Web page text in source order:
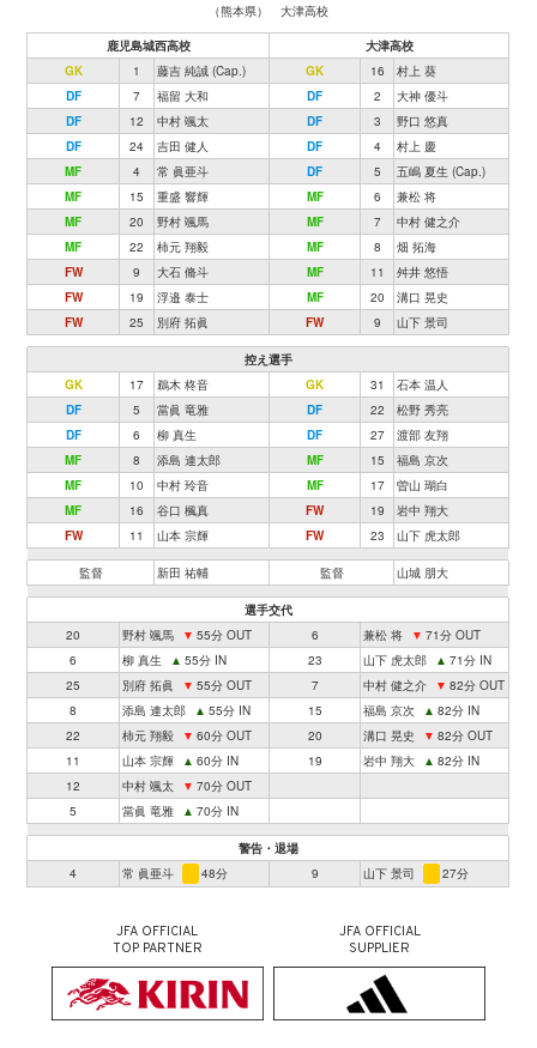
（熊本県） 大津高校
鹿児島城西高校
大津高校
GK
1 藤吉 純誠 (Cap.) GK 16
村上 葵
DF
7 福留 大和 DF 2
大神 優斗
DF
12 中村 颯太 DF 3
野口 悠真
DF
24 吉田 健人 DF 4
村上 慶
MF
4 常 眞亜斗 DF 5
五嶋 夏生 (Cap.)
MF
15 重盛 響輝 MF 6
兼松 将
MF
20 野村 颯馬 MF 7
中村 健之介
MF
22 柿元 翔毅 MF 8
畑 拓海
FW
9 大石 脩斗 MF 11
舛井 悠悟
FW
19 浮邉 泰士 MF 20
溝口 晃史
FW
25 別府 拓眞 FW 9 山下 景司
控え選手
GK
17 鵜木 柊音 GK 31
石本 温人
DF
5 當眞 竜雅 DF 22
松野 秀亮
DF
6 柳 真生 DF 27
渡部 友翔
MF
8 添島 連太郎 MF 15
福島 京次
MF
10 中村 玲音 MF 17
曽山 瑚白
MF
16 谷口 楓真 FW 19
岩中 翔大
FW
11 山本 宗輝 FW 23 山下 虎太郎
監督 新田 祐輔 監督 山城 朋大
選手交代
20
野村 颯馬 ▼ 55分 OUT 6 兼松 将 ▼ 71分 OUT
6
柳 真生 ▲ 55分 IN 23 山下 虎太郎 ▲ 71分 IN
25
別府 拓眞 ▼ 55分 OUT 7 中村 健之介 ▼ 82分 OUT
8
添島 連太郎 ▲ 55分 IN 15 福島 京次 ▲ 82分 IN
22
柿元 翔毅 ▼ 60分 OUT 20 溝口 晃史 ▼ 82分 OUT
11
山本 宗輝 ▲ 60分 IN 19 岩中 翔大 ▲ 82分 IN
12
中村 颯太 ▼ 70分 OUT
5
當眞 竜雅 ▲ 70分 IN
警告・退場
4
常 眞亜斗 48分 9 山下 景司 27分
JFA OFFICIAL
TOP PARTNER
JFA OFFICIAL
SUPPLIER